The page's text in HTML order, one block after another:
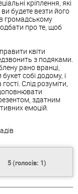
кріплення які
ви будете везти його
в громадському
проте щоб
квіти
з подяками
рано вранці
букетсобі додому, і
гості Слід розуміти
здатним
емоцій
5(голосів: 1)